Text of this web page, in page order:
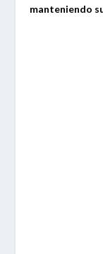
manteniendo